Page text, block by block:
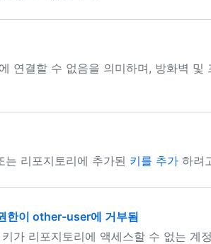
연결할 수 없음을 의미하며, 방화벽 및
리포지토리에 추가된 키를 추가 하려
한이 other-user에 거부됨
가 리포지토리에 액세스할 수 없는 계